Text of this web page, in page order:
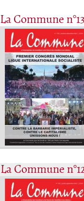
La Commune
La Commune